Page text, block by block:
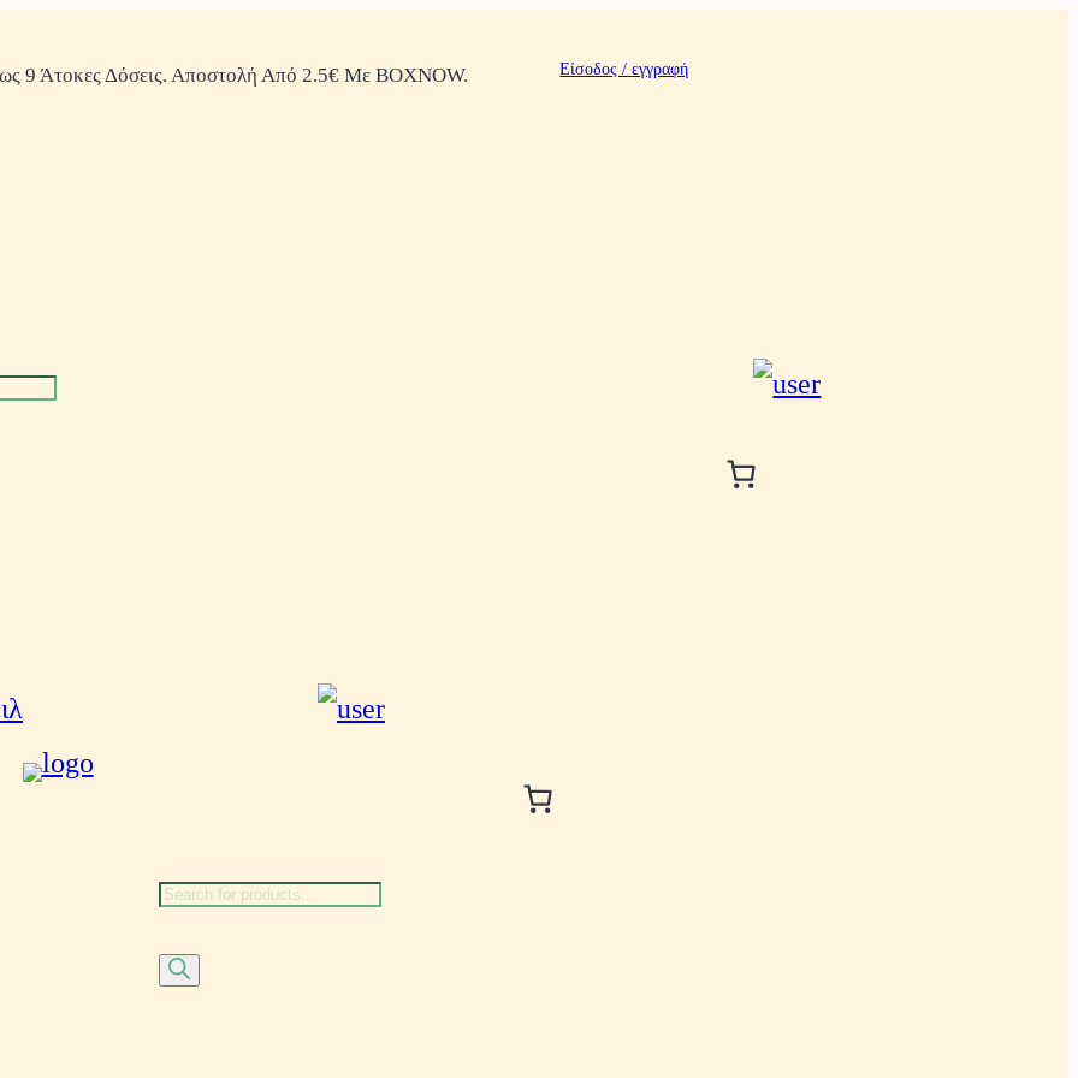
9 Άτοκες Δόσεις. Αποστολή Από 2.5€ Με BOXNOW. Είσοδος / εγγραφή
προϊόντων